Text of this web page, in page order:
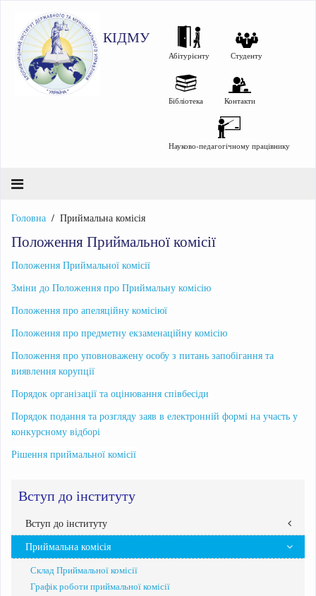
КІДМУ
Абітурієнту Студенту
Бібліотека Контакти
Науково-педагогічному працівнику
Головна Приймальна комісія
Положення Приймальної комісії
Положення Приймальної комісії
Зміни до Положення про Приймальну комісію
Положення про апеляційну комісіюї
Положення про предметну екзаменаційну комісію
Положення про уповноважену особу з питань запобігання та
виявлення корупції
Порядок організації та оцінювання співбесіди
Порядок подання та розгляду заяв в електронній формі на участь у
конкурсному відборі
Рішення приймальної комісії
Вступ до інституту
Вступ до інституту
Правила прийому
Бакалавр
Приймальна комісія
Склад Приймальної комісії
Графік роботи приймальної комісії